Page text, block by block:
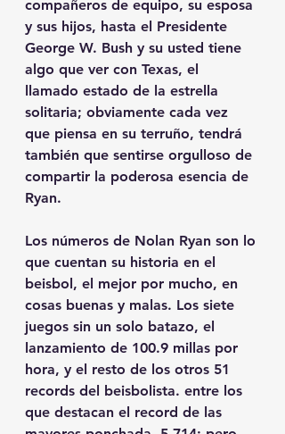
compañeros de equipo, su esposa
y sus hijos, hasta el Presidente
George W. Bush y su usted tiene
algo que ver con Texas, el
llamado estado de la estrella
solitaria; obviamente cada vez
que piensa en su terruño, tendrá
también que sentirse orgulloso de
compartir la poderosa esencia de
Ryan.
Los números de Nolan Ryan son lo
que cuentan su historia en el
beisbol, el mejor por mucho, en
cosas buenas y malas. Los siete
juegos sin un solo batazo, el
lanzamiento de 100.9 millas por
hora, y el resto de los otros 51
records del beisbolista. entre los
que destacan el record de las